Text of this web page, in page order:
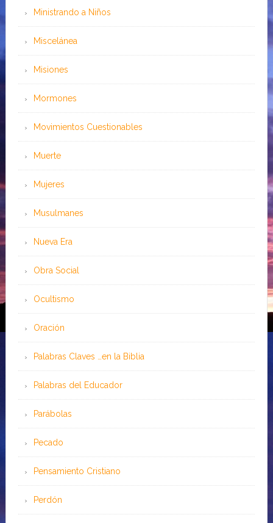
Ministrando a Niños
Miscelánea
Misiones
Mormones
Movimientos Cuestionables
Muerte
Mujeres
Musulmanes
Nueva Era
Obra Social
Ocultismo
Oración
Palabras Claves …en la Biblia
Palabras del Educador
Parábolas
Pecado
Pensamiento Cristiano
Perdón